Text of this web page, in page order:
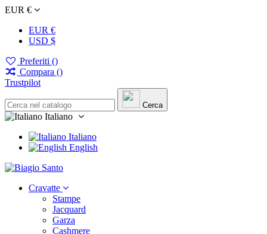
EUR €
EUR €
USD $
Preferiti ()
Compara ()
Trustpilot
Cerca
Italiano
Italiano
English
Cravatte
Stampe
Jacquard
Garza
Cashmere